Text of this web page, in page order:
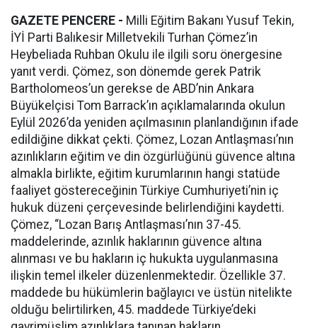
GAZETE PENCERE - Milli Eğitim Bakanı Yusuf Tekin,
İYİ Parti Balıkesir Milletvekili Turhan Çömez’in
Heybeliada Ruhban Okulu ile ilgili soru önergesine
yanıt verdi. Çömez, son dönemde gerek Patrik
Bartholomeos’un gerekse de ABD’nin Ankara
Büyükelçisi Tom Barrack’ın açıklamalarında okulun
Eylül 2026’da yeniden açılmasının planlandığının ifade
edildiğine dikkat çekti. Çömez, Lozan Antlaşması’nın
azınlıkların eğitim ve din özgürlüğünü güvence altına
almakla birlikte, eğitim kurumlarının hangi statüde
faaliyet göstereceğinin Türkiye Cumhuriyeti’nin iç
hukuk düzeni çerçevesinde belirlendiğini kaydetti.
Çömez, “Lozan Barış Antlaşması’nın 37-45.
maddelerinde, azınlık haklarının güvence altına
alınması ve bu hakların iç hukukta uygulanmasına
ilişkin temel ilkeler düzenlenmektedir. Özellikle 37.
maddede bu hükümlerin bağlayıcı ve üstün nitelikte
olduğu belirtilirken, 45. maddede Türkiye’deki